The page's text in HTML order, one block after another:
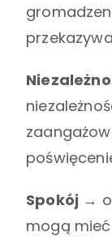
Spokój →
mogą